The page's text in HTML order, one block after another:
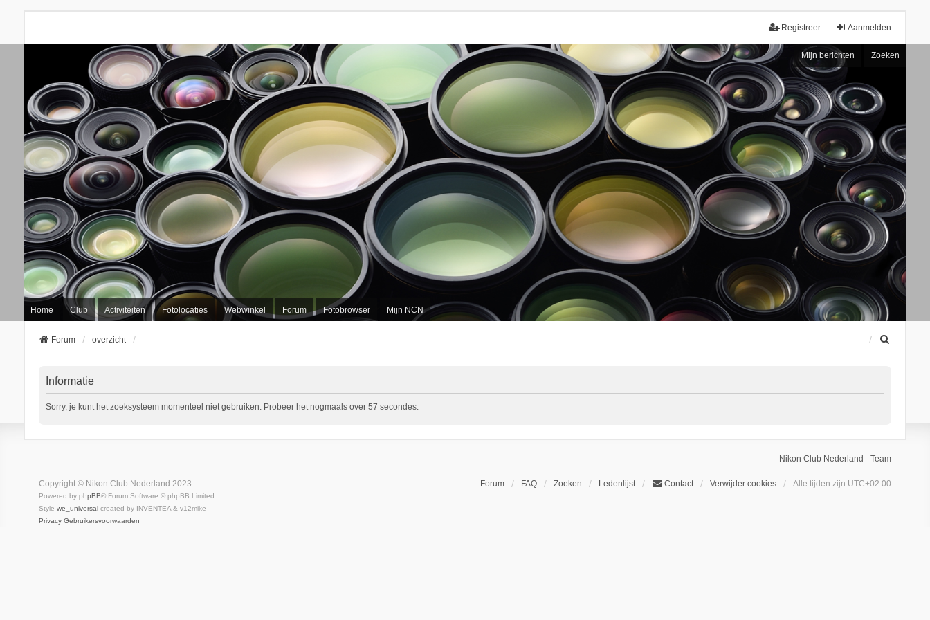
Aanmelden
Registreer
Mijn berichten Zoeken
Home Club Activiteiten Fotolocaties Webwinkel Forum Fotobrowser Mijn NCN
Forum overzicht
Informatie
Sorry, je kunt het zoeksysteem momenteel niet gebruiken. Probeer het nogmaals over 57 secondes.
Nikon Club Nederland - Team
Forum FAQ Zoeken Ledenlijst Contact Verwijder cookies Alle tijden zijn UTC+02:00
Copyright © Nikon Club Nederland 2023
Powered by phpBB® Forum Software © phpBB Limited
Style we_universalcreated by INVENTEA & v12mike
Privacy Gebruikersvoorwaarden